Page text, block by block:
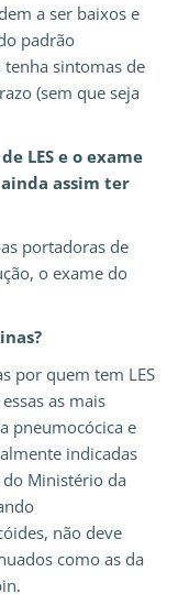
a ser baixos e
padrão
tenha sintomas de
(sem que seja
LES e o exame
assim ter
portadoras de
o exame do
por quem tem LES
as mais
pneumocócica e
indicadas
Ministério da
não deve
como as da